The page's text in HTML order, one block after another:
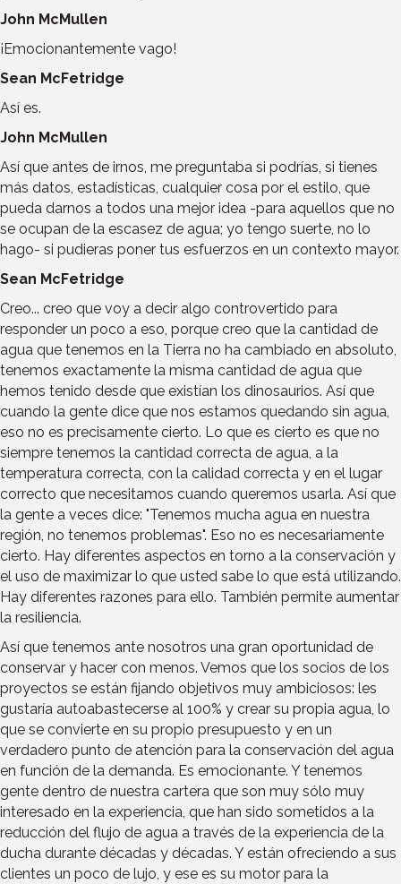
John McMullen
¡Emocionantemente vago!
Sean McFetridge
Así es.
John McMullen
Así que antes de irnos, me preguntaba si podrías, si tienes
más datos, estadísticas, cualquier cosa por el estilo, que
pueda darnos a todos una mejor idea -para aquellos que no
se ocupan de la escasez de agua; yo tengo suerte, no lo
hago- si pudieras poner tus esfuerzos en un contexto mayor.
Sean McFetridge
Creo... creo que voy a decir algo controvertido para
responder un poco a eso, porque creo que la cantidad de
agua que tenemos en la Tierra no ha cambiado en absoluto,
tenemos exactamente la misma cantidad de agua que
hemos tenido desde que existían los dinosaurios. Así que
cuando la gente dice que nos estamos quedando sin agua,
eso no es precisamente cierto. Lo que es cierto es que no
siempre tenemos la cantidad correcta de agua, a la
temperatura correcta, con la calidad correcta y en el lugar
correcto que necesitamos cuando queremos usarla. Así que
la gente a veces dice: "Tenemos mucha agua en nuestra
región, no tenemos problemas". Eso no es necesariamente
cierto. Hay diferentes aspectos en torno a la conservación y
el uso de maximizar lo que usted sabe lo que está utilizando.
Hay diferentes razones para ello. También permite aumentar
la resiliencia.
Así que tenemos ante nosotros una gran oportunidad de
conservar y hacer con menos. Vemos que los socios de los
proyectos se están fijando objetivos muy ambiciosos: les
gustaría autoabastecerse al 100% y crear su propia agua, lo
que se convierte en su propio presupuesto y en un
verdadero punto de atención para la conservación del agua
en función de la demanda. Es emocionante. Y tenemos
gente dentro de nuestra cartera que son muy sólo muy
interesado en la experiencia, que han sido sometidos a la
reducción del flujo de agua a través de la experiencia de la
ducha durante décadas y décadas. Y están ofreciendo a sus
clientes un poco de lujo, y ese es su motor para la